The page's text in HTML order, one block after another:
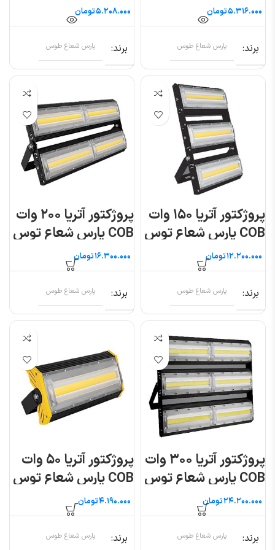
شعاع توس
تومان
برند پارس شعاع طوس
شعاع توس
تومان
برند پارس شعاع طوس
پروژکتور آتریا ۱۵۰ وات
COB پارس شعاع توس
تومان
برند پارس شعاع طوس
پروژکتور آتریا ۲۰۰ وات
COB پارس شعاع توس
تومان
برند پارس شعاع طوس
پروژکتور آتریا ۳۰۰ وات
COB پارس شعاع توس
تومان
برند پارس شعاع طوس
پروژکتور آتریا ۵۰ وات
COB پارس شعاع توس
تومان
برند پارس شعاع طوس